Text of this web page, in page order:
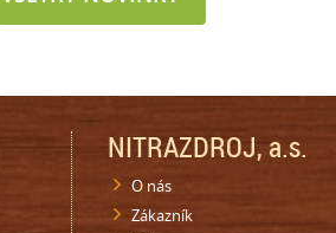
NITRAZDROJ, a.s.
O nás
Zákazník